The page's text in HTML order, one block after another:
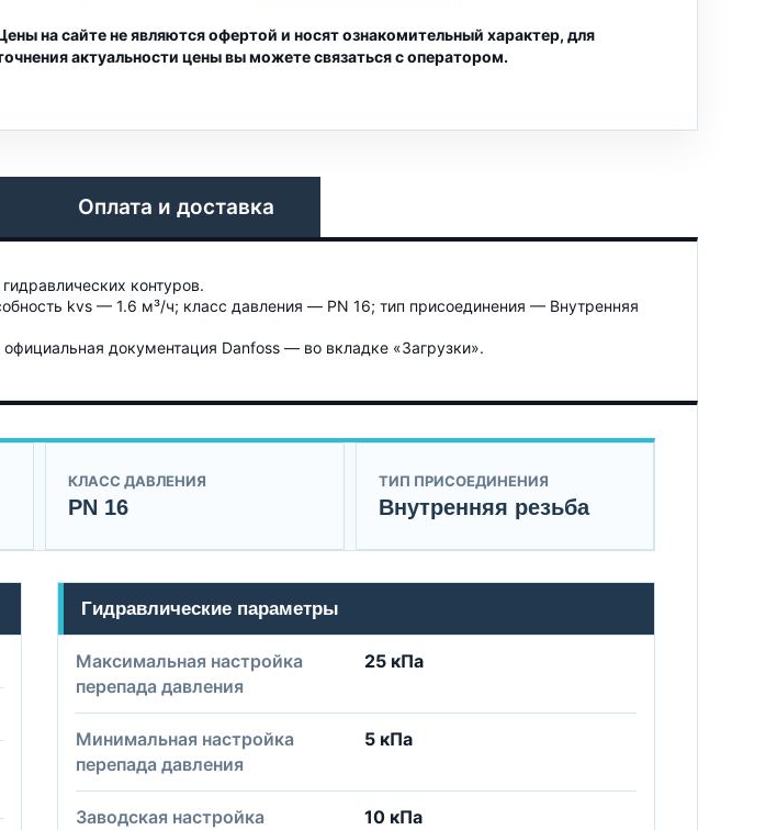
на сайте не являются офертой и носят ознакомительный характер, для
актуальности цены вы можете связаться с оператором.
Оплата и доставка
контуров.
kvs — 1.6 м³/ч; класс давления — PN 16; тип присоединения — Внутренняя
документация Danfoss — во вкладке «Загрузки».
КЛАСС ДАВЛЕНИЯ
PN 16
ТИП ПРИСОЕДИНЕНИЯ
Внутренняя резьба
Гидравлические параметры
Максимальная настройка
перепада давления
25 кПа
Минимальная настройка
перепада давления
5 кПа
Заводская настройка
10 кПа